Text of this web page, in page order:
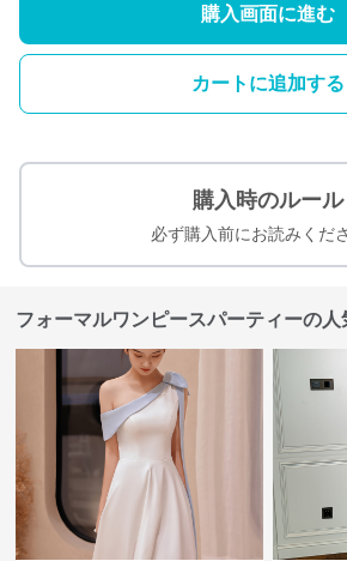
購入画面に進む
カートに追加する
購入時のルール
必ず購入前にお読みくだ
フォーマルワンピースパーティーの人